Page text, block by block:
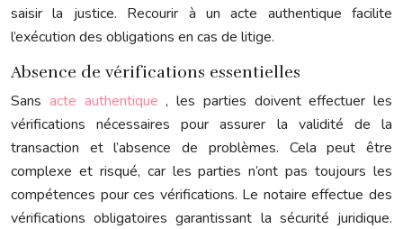
saisir la justice. Recourir à un acte authentique facilite
l’exécution des obligations en cas de litige.
Absence de vérifications essentielles
Sans acte authentique, les parties doivent effectuer les
vérifications nécessaires pour assurer la validité de la
transaction et l’absence de problèmes. Cela peut être
complexe et risqué, car les parties n’ont pas toujours les
compétences pour ces vérifications. Le notaire effectue des
vérifications obligatoires garantissant la sécurité juridique.